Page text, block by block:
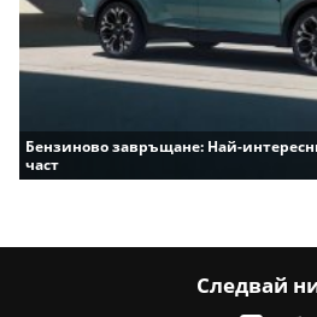
Бензиново завръщане: Най-
част
Следвай